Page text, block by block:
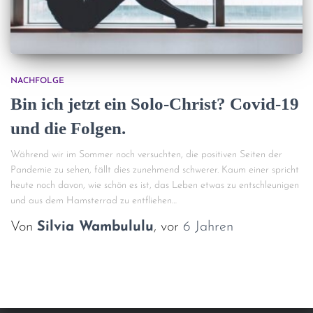
NACHFOLGE
Bin ich jetzt ein Solo-Christ? Covid-19
und die Folgen.
Während wir im Sommer noch versuchten, die positiven Seiten der
Pandemie zu sehen, fällt dies zunehmend schwerer. Kaum einer spricht
heute noch davon, wie schön es ist, das Leben etwas zu entschleunigen
und aus dem Hamsterrad zu entfliehen…
Von Silvia Wambululu, vor 6 Jahren